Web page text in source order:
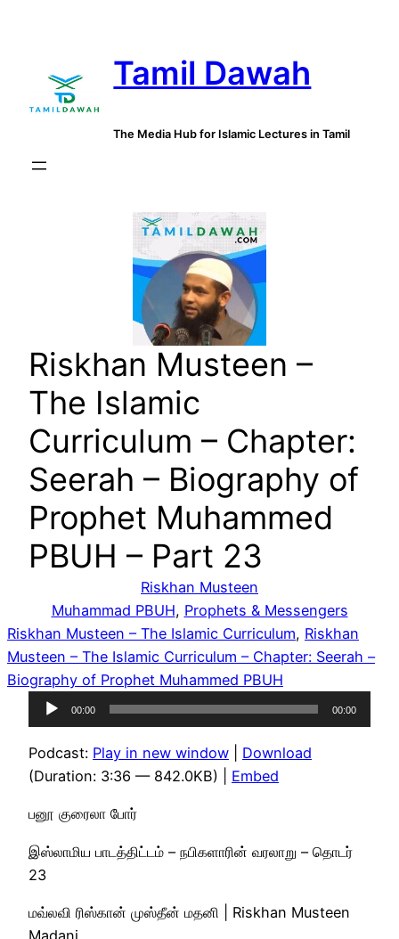
Tamil Dawah
The Media Hub for Islamic Lectures in Tamil
Riskhan Musteen –
The Islamic
Curriculum – Chapter:
Seerah – Biography of
Prophet Muhammed
PBUH – Part 23
Riskhan Musteen
Muhammad PBUH, Prophets & Messengers
Riskhan Musteen – The Islamic Curriculum, Riskhan
Musteen – The Islamic Curriculum – Chapter: Seerah –
Biography of Prophet Muhammed PBUH
Audio
Player
00:00 00:00
Podcast: Play in new window
Download
(Duration: 3:36 — 842.0KB) | Embed
பனூ குரைலா போர்
இஸ்லாமிய பாடத்திட்டம் – நபிகளாரின் வரலாறு – தொடர்
23
மவ்லவி ரிஸ்கான் முஸ்தீன் மதனி | Riskhan Musteen